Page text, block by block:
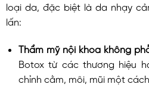
loại da, đặc biệt là da nhạy
lấn:
Thẩm mỹ nội khoa không
Botox từ các thương hiệu
chỉnh cằm, môi, mũi một